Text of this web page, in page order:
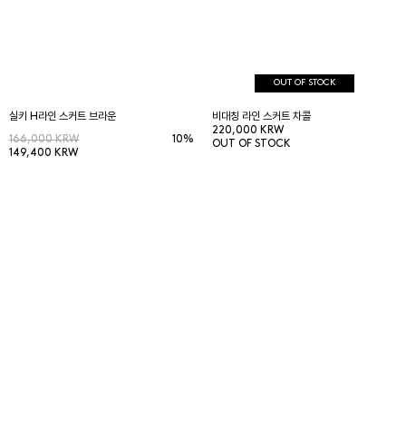
실키 H라인 스커트 브라운
166,000 KRW
149,400 KRW
10%
OUT OF STOCK
비대칭 라인 스커트 차콜
220,000 KRW
OUT OF STOCK